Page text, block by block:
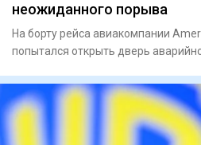
неожиданного порыва
На борту рейса авиакомпании
попытался открыть дверь